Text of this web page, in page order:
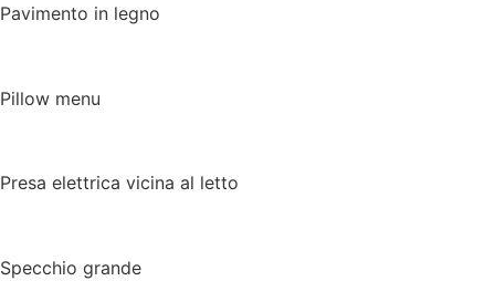
Pavimento in legno
Pillow menu
Presa elettrica vicina al letto
Specchio grande